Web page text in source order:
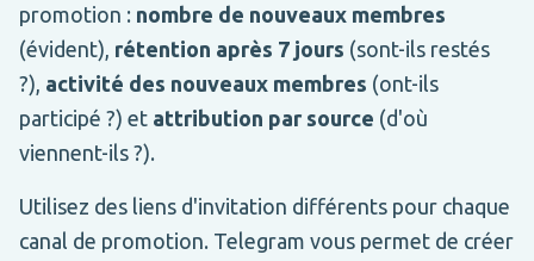
promotion : nombre de nouveaux membres
(évident), rétention après 7 jours (sont-ils restés
?), activité des nouveaux membres (ont-ils
participé ?) et attribution par source (d'où
viennent-ils ?).
Utilisez des liens d'invitation différents pour chaque
canal de promotion. Telegram vous permet de créer